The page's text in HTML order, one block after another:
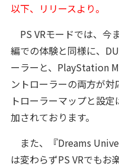
以下、リリースより。
PS VRモードでは、今
編での体験と同様に、
ーラーと、PlayStation
ントローラーの両方が
トローラーマップと設
加されております。
また、『Dreams
は変わらずPS VRでもお